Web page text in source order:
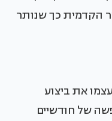
הקדמית כך שנותר
את ביצוע
של חודשיים